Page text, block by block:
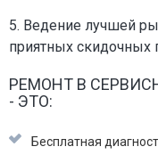
5. Ведение лучшей
приятных скидочных
РЕМОНТ В
- ЭТО:
Бесплатная